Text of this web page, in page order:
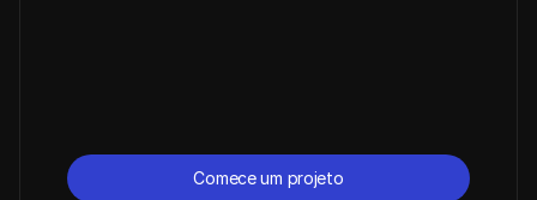
Comece um projeto